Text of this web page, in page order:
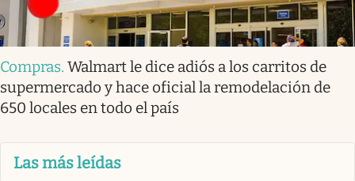
Compras. Walmart le dice adiós a los carritos de
supermercado y hace oficial la remodelación de
650 locales en todo el país
Las más leídas